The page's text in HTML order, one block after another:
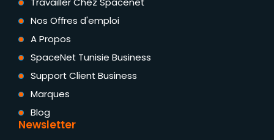
Nos Offres d'emploi
A Propos
SpaceNet Tunisie Business
Support Client Business
Marques
Blog
Newsletter